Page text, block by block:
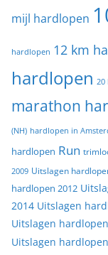
mijl hardlopen
hardlopen 12 km
hardlopen 20
marathon
(NH) hardlopen in
hardlopen Run
2009 Uitslagen
hardlopen 2012
2014 Uitslagen
Uitslagen
Uitslagen